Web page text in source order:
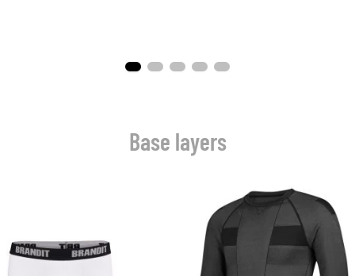
Base layers